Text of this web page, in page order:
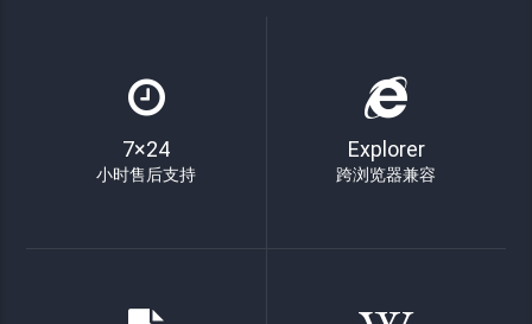
7×24
小时售后支持
Explorer
跨浏览器兼容